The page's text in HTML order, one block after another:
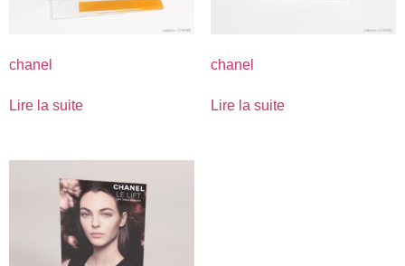
chanel
Lire la suite
chanel
Lire la suite